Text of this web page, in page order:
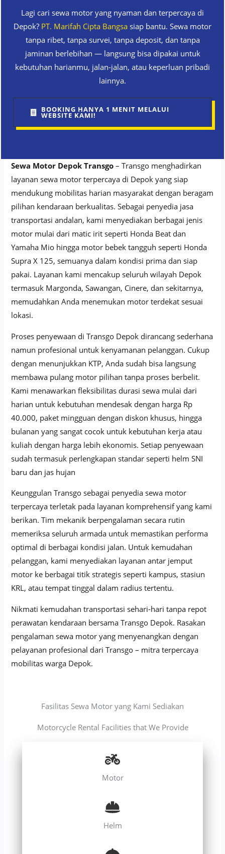
Lagi cari sewa motor yang nyaman dan terpercaya di
Depok? PT. Marifah Cipta Bangsa siap bantu. Sewa motor
tanpa ribet, tanpa survei, tanpa deposit, dan tanpa
jaminan berlebihan — langsung bisa dipakai untuk
kebutuhan harianmu, jalan-jalan, atau keperluan pribadi
lainnya.
BOOKING HANYA 1 MENIT MELALUI
WEBSITE KAMI!
Sewa Motor Depok Transgo – Transgo menghadirkan
layanan sewa motor terpercaya di Depok yang siap
mendukung mobilitas harian masyarakat dengan beragam
pilihan kendaraan berkualitas. Sebagai penyedia jasa
transportasi andalan, kami menyediakan berbagai jenis
motor mulai dari matic irit seperti Honda Beat dan
Yamaha Mio hingga motor bebek tangguh seperti Honda
Supra X 125, semuanya dalam kondisi prima dan siap
pakai. Layanan kami mencakup seluruh wilayah Depok
termasuk Margonda, Sawangan, Cinere, dan sekitarnya,
memudahkan Anda menemukan motor terdekat sesuai
lokasi.
Proses penyewaan di Transgo Depok dirancang sederhana
namun profesional untuk kenyamanan pelanggan. Cukup
dengan menunjukkan KTP, Anda sudah bisa langsung
membawa pulang motor pilihan tanpa proses berbelit.
Kami menawarkan fleksibilitas durasi sewa mulai dari
harian untuk kebutuhan mendesak dengan harga Rp
40.000, paket mingguan dengan diskon khusus, hingga
bulanan yang sangat cocok untuk kebutuhan kerja atau
kuliah dengan harga lebih ekonomis. Setiap penyewaan
sudah termasuk perlengkapan standar seperti helm SNI
baru dan jas hujan
Keunggulan Transgo sebagai penyedia sewa motor
terpercaya terletak pada layanan komprehensif yang kami
berikan. Tim mekanik berpengalaman secara rutin
memeriksa seluruh armada untuk memastikan performa
optimal di berbagai kondisi jalan. Untuk kemudahan
pelanggan, kami menyediakan layanan antar jemput
motor ke berbagai titik strategis seperti kampus, stasiun
KRL, atau tempat tinggal dalam radius tertentu.
Nikmati kemudahan transportasi sehari-hari tanpa repot
perawatan kendaraan bersama Transgo Depok. Rasakan
pengalaman sewa motor yang menyenangkan dengan
pelayanan profesional dari Transgo – mitra terpercaya
mobilitas warga Depok.
Fasilitas Sewa Motor yang Kami Sediakan
Motorcycle Rental Facilities that We Provide
Motor
Helm